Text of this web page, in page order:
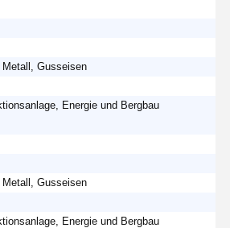
Metall, Gusseisen
Energie und Bergbau
Metall, Gusseisen
Energie und Bergbau